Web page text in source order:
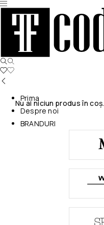
Nu ai niciun produs în coș.
Prima
Despre noi
BRANDURI